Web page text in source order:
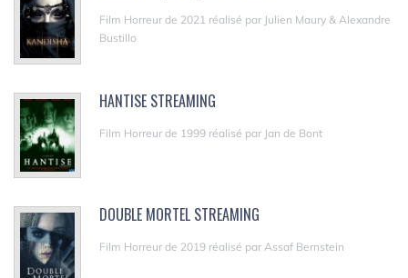
Film Horreur de 2021 réalisé par Julien Maury & Alexandre
Bustillo
HANTISE STREAMING
Film Horreur de 1999 réalisé par Jan de Bont
DOUBLE MORTEL STREAMING
Film Horreur de 2019 réalisé par Assaf Bernstein